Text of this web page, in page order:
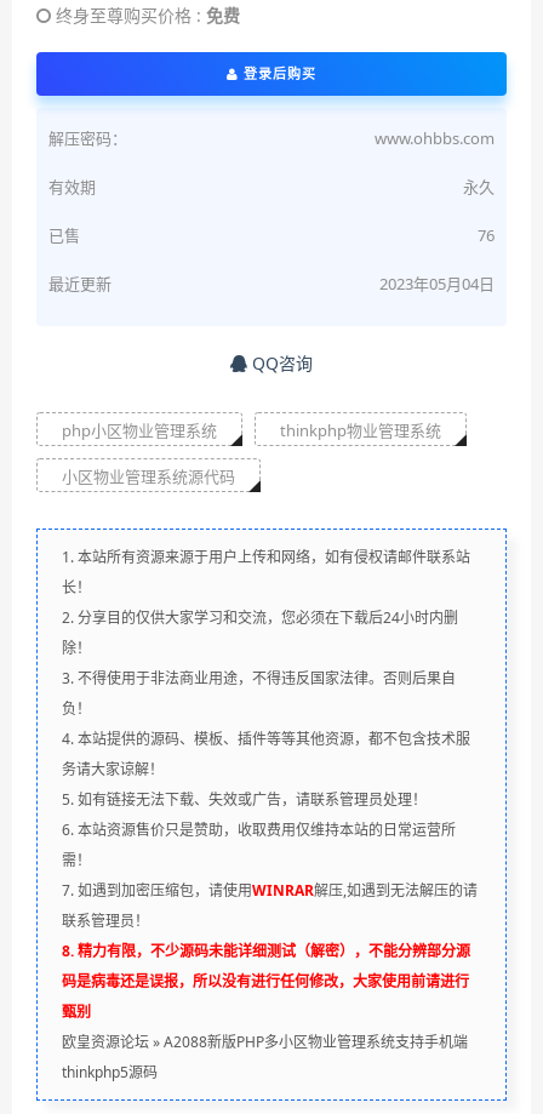
终身至尊购买价格 : 免费
登录后购买
解压密码： www.ohbbs.com
有效期 永久
已售 76
最近更新 2023年05月04日
QQ咨询
php小区物业管理系统 thinkphp物业管理系统
小区物业管理系统源代码
1. 本站所有资源来源于用户上传和网络，如有侵权请邮件联系站
长！
2. 分享目的仅供大家学习和交流，您必须在下载后24小时内删
除！
3. 不得使用于非法商业用途，不得违反国家法律。否则后果自
负！
4. 本站提供的源码、模板、插件等等其他资源，都不包含技术服
务请大家谅解！
5. 如有链接无法下载、失效或广告，请联系管理员处理！
6. 本站资源售价只是赞助，收取费用仅维持本站的日常运营所
需！
7. 如遇到加密压缩包，请使用WINRAR解压,如遇到无法解压的请
联系管理员！
8. 精力有限，不少源码未能详细测试（解密），不能分辨部分源
码是病毒还是误报，所以没有进行任何修改，大家使用前请进行
甄别
欧皇资源论坛»A2088新版PHP多小区物业管理系统支持手机端
thinkphp5源码